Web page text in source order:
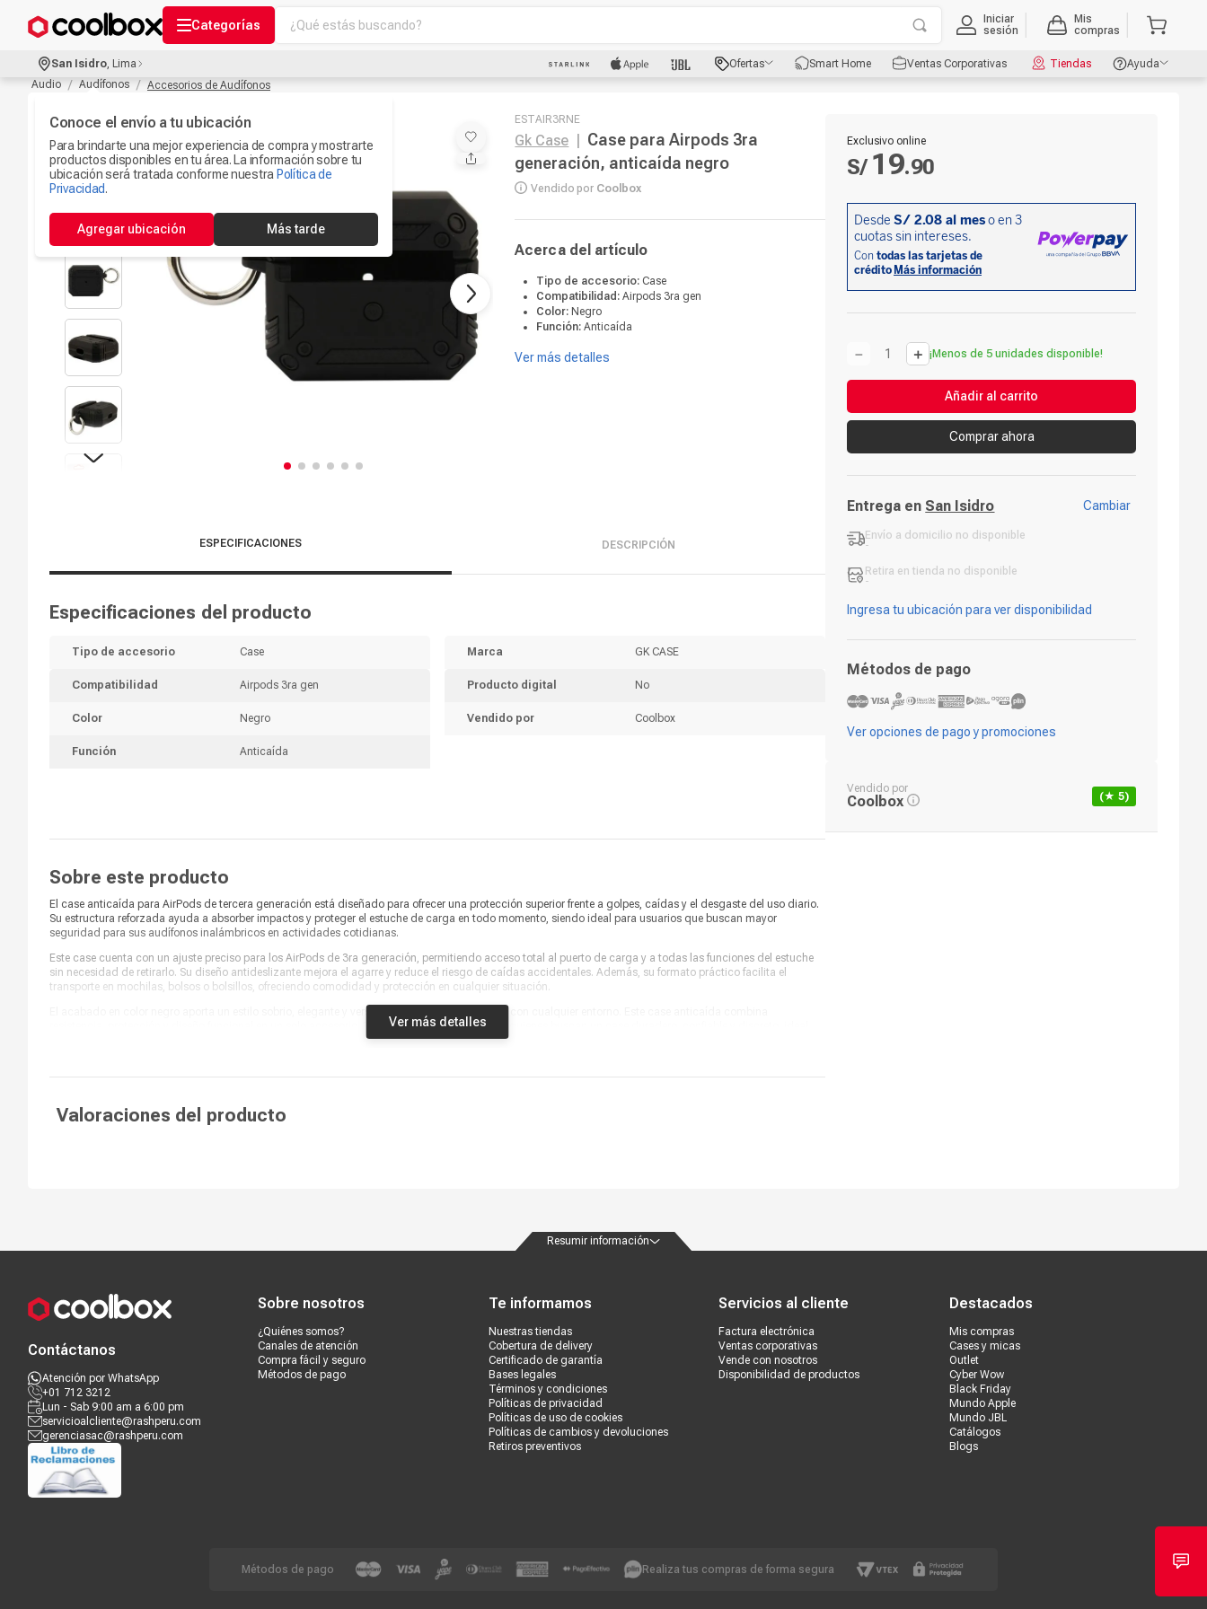
Categorías
¿Qué estás buscando?
3.
Ipad
Iphone 17
Camaras Seguridad
10.
Iniciar
sesión
Mis
compras
San Isidro, Lima
Conoce el envío a tu ubicación
Para brindarte una mejor experiencia de compra y mostrarte
productos disponibles en tu área. La información sobre tu
ubicación será tratada conforme nuestra Política de
Privacidad.
Agregar ubicación Más tarde
Ofertas Smart Home Ventas Corporativas Tiendas
Ayuda
Audio
Audífonos Accesorios de Audífonos
ESTAIR3RNE
Gk Case
Case para Airpods 3ra
generación, anticaída negro
Vendido por Coolbox
Acerca del artículo
Tipo de accesorio:Case
Compatibilidad:Airpods 3ra gen
Color: Negro
Función:Anticaída
Ver más detalles
ESPECIFICACIONES DESCRIPCIÓN
Especificaciones del producto
Tipo de accesorio Case
Compatibilidad Airpods 3ra gen
Color Negro
Función Anticaída
Marca GK CASE
Producto digital No
Vendido por Coolbox
Sobre este producto
El case anticaída para AirPods de tercera generación está diseñado para ofrecer una protección superior frente a golpes, caídas y el desgaste del uso diario.
Su estructura reforzada ayuda a absorber impactos y proteger el estuche de carga en todo momento, siendo ideal para usuarios que buscan mayor
seguridad para sus audífonos inalámbricos en actividades cotidianas.
Este case cuenta con un ajuste preciso para los AirPods de 3ra generación, permitiendo acceso total al puerto de carga y a todas las funciones del estuche
sin necesidad de retirarlo. Su diseño antideslizante mejora el agarre y reduce el riesgo de caídas accidentales. Además, su formato práctico facilita el
transporte en mochilas, bolsos o bolsillos, ofreciendo comodidad y protección en cualquier situación.
resistencia, protección y diseño funcional en un solo accesorio. Es una excelente opción para quienes buscan un case duradero, confiable y discreto, ideal
para proteger sus AirPods con una solución segura y pensada para el uso diario.
Ver más detalles
Valoraciones del producto
Exclusivo online
S/ 19.90
＋
－ ¡Menos de 5 unidades disponible!
Añadir al carrito
Comprar ahora
Entrega en San Isidro Cambiar
Envío a domicilio no disponible
-
Retira en tienda no disponible
-
Ingresa tu ubicación para ver disponibilidad
Métodos de pago
Ver opciones de pago y promociones
Vendido por
Coolbox (★ 5)
Resumir información
Contáctanos
Atención por WhatsApp
+01 712 3212
Lun - Sab 9:00 am a 6:00 pm
servicioalcliente@rashperu.com
gerenciasac@rashperu.com
Sobre nosotros
¿Quiénes somos?
Canales de atención
Compra fácil y seguro
Métodos de pago
Te informamos
Nuestras tiendas
Cobertura de delivery
Certificado de garantía
Bases legales
Términos y condiciones
Políticas de privacidad
Políticas de uso de cookies
Políticas de cambios y devoluciones
Retiros preventivos
Servicios al cliente
Factura electrónica
Ventas corporativas
Vende con nosotros
Disponibilidad de productos
Destacados
Mis compras
Cases y micas
Outlet
Cyber Wow
Black Friday
Mundo Apple
Mundo JBL
Catálogos
Blogs
Métodos de pago Realiza tus compras de forma segura